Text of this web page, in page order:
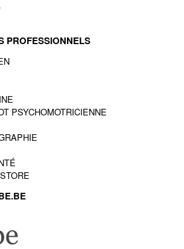
PROFESSIONNELS
PSYCHOMOTRICIENNE